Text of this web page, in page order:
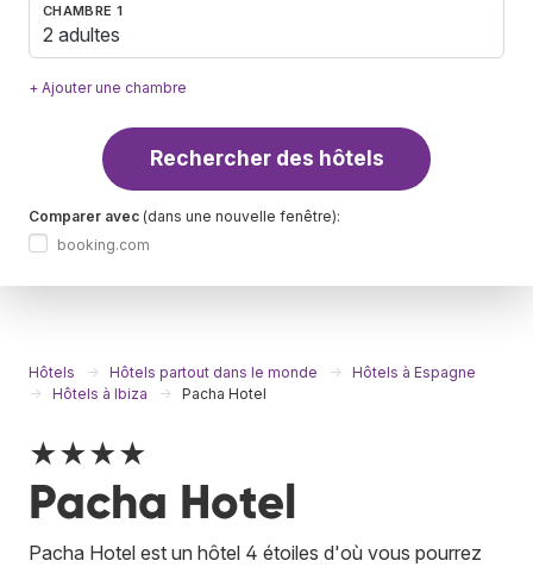
CHAMBRE 1
2 adultes
+ Ajouter une chambre
Rechercher des hôtels
Comparer avec (dans une nouvelle fenêtre):
booking.com
Hôtels Hôtels partout dans le monde
Hôtels à Espagne
Hôtels à Ibiza
Pacha Hotel
★★★★
Pacha Hotel
Pacha Hotel est un hôtel 4 étoiles d'où vous pourrez